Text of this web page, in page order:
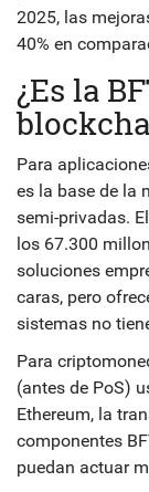
2025, las
40% en
¿Es la
Para
es la base de la
semi-privadas.
los 67.300
soluciones
caras, pero
sistemas no
Para
(antes de PoS)
Ethereum, la
componentes
puedan actuar